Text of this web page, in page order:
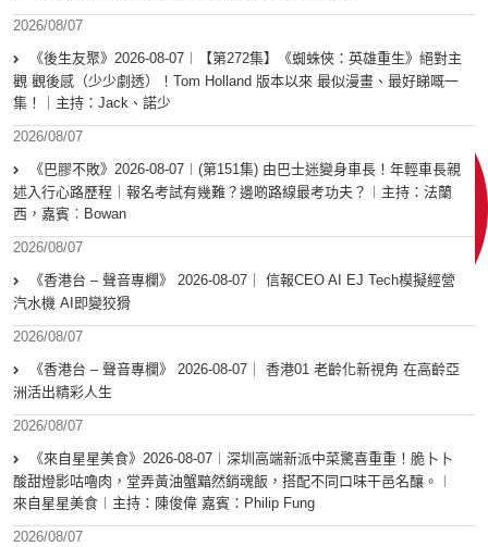
2026/08/07
《後生友聚》2026-08-07︱【第272集】《蜘蛛俠：英雄重生》絕對主
觀 觀後感（少少劇透）！Tom Holland 版本以來 最似漫畫、最好睇嘅一
集！｜主持：Jack、諾少
2026/08/07
《巴膠不敗》2026-08-07︱(第151集) 由巴士迷變身車長！年輕車長親
述入行心路歷程｜報名考試有幾難？邊啲路線最考功夫？︱主持：法蘭
西，嘉賓︰Bowan
2026/08/07
《香港台 – 聲音專欄》 2026-08-07｜ 信報CEO AI EJ Tech模擬經營
汽水機 AI即變狡猾
2026/08/07
《香港台 – 聲音專欄》 2026-08-07｜ 香港01 老齡化新視角 在高齡亞
洲活出精彩人生
2026/08/07
《來自星星美食》2026-08-07︱深圳高端新派中菜驚喜重重！脆卜卜
酸甜燈影咕嚕肉，堂弄黃油蟹黯然銷魂飯，搭配不同口味干邑名釀。︱
來自星星美食︱主持：陳俊偉 嘉賓：Philip Fung
2026/08/07